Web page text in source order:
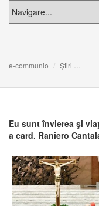
e-communio Știri
Eu sunt învierea şi
a card. Raniero